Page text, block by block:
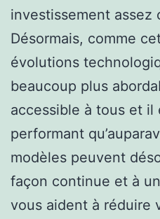
investissement assez
Désormais, comme
évolutions
beaucoup plus
accessible à tous et
performant
modèles peuvent
façon continue et à
vous aident à réduire